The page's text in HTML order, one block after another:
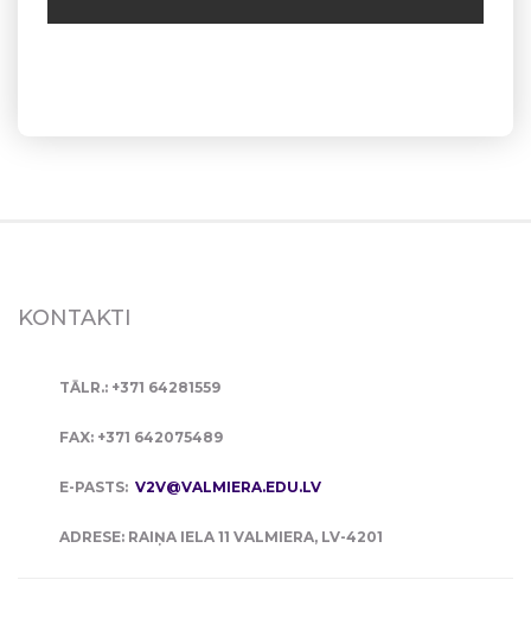
KONTAKTI
TĀLR.: +371 64281559
FAX: +371 642075489
E-PASTS: V2V@VALMIERA.EDU.LV
ADRESE: RAIŅA IELA 11 VALMIERA, LV-4201